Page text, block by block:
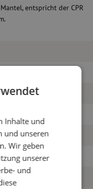
entspricht der CPR
Inhalte und
und unseren
Wir geben
unserer
und